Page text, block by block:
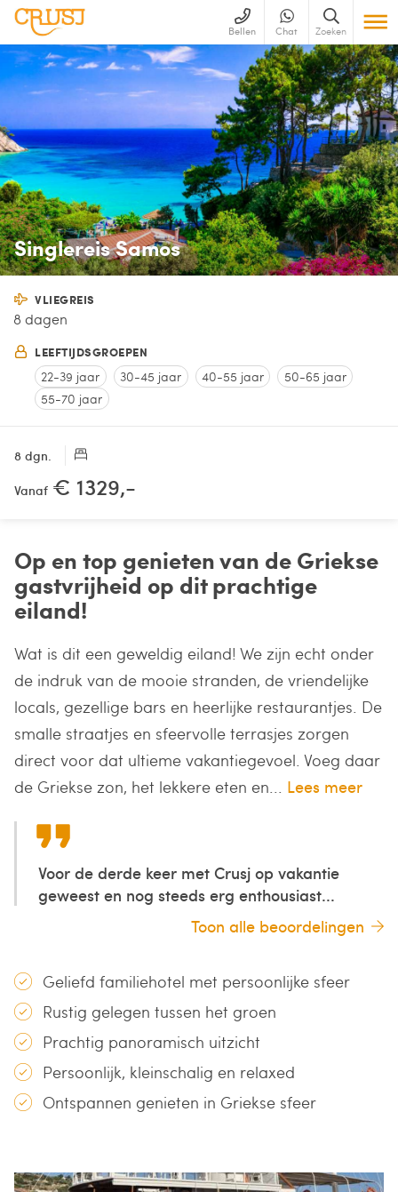
Bellen Chat Zoeken
Singlereis Samos
VLIEGREIS
8 dagen
LEEFTIJDSGROEPEN
22-39 jaar 30-45 jaar 40-55 jaar
50-65 jaar
55-70 jaar
8 dgn.
Vanaf € 1329,-
Op en top genieten van de Griekse
gastvrijheid op dit prachtige
eiland!
Wat is dit een geweldig eiland! We zijn echt onder
de indruk van de mooie stranden, de vriendelijke
locals, gezellige bars en heerlijke restaurantjes. De
smalle straatjes en sfeervolle terrasjes zorgen
direct voor dat ultieme vakantiegevoel. Voeg daar
de Griekse zon, het lekkere eten en... Lees meer
Voor de derde keer met Crusj op vakantie
geweest en nog steeds erg enthousiast...
Toon alle beoordelingen
Geliefd familiehotel met persoonlijke sfeer
Rustig gelegen tussen het groen
Prachtig panoramisch uitzicht
Persoonlijk, kleinschalig en relaxed
Ontspannen genieten in Griekse sfeer